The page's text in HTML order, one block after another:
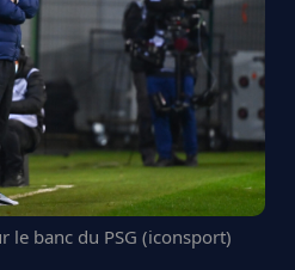
le banc du PSG (iconsport)